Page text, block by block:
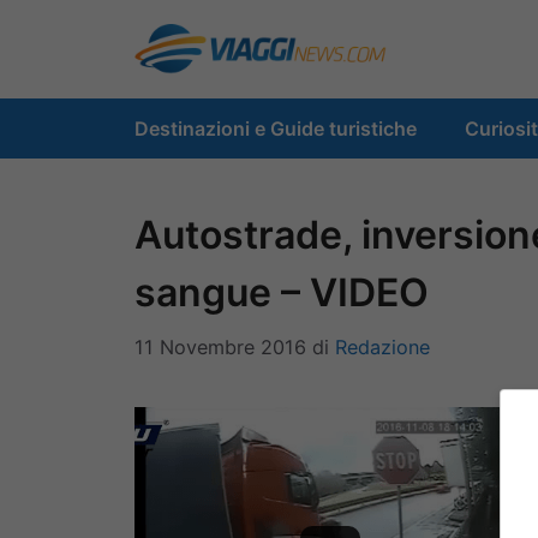
contenuto
Destinazioni e Guide turistiche
Autostrade,
sangue – VIDEO
11 Novembre 2016 di Redazione